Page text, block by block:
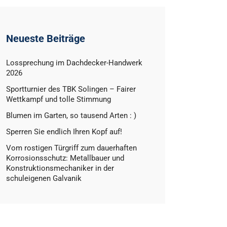
Neueste Beiträge
Lossprechung im Dachdecker-Handwerk
2026
Sportturnier des TBK Solingen – Fairer
Wettkampf und tolle Stimmung
Blumen im Garten, so tausend Arten : )
Sperren Sie endlich Ihren Kopf auf!
Vom rostigen Türgriff zum dauerhaften
Korrosionsschutz: Metallbauer und
Konstruktionsmechaniker in der
schuleigenen Galvanik